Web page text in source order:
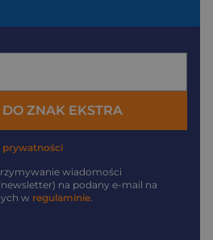
ZNAK EKSTRA
prywatności
wiadomości
na podany e-mail na
w regulaminie.